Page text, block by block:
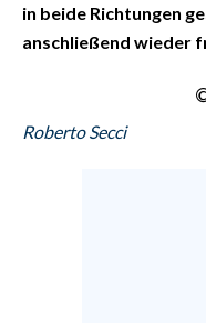
in beide Richtungen
anschließend wieder
Roberto Secci